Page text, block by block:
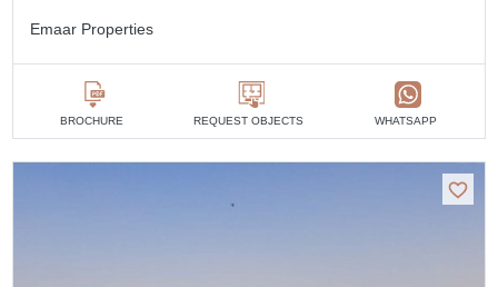
Emaar Properties
BROCHURE REQUEST OBJECTS WHATSAPP